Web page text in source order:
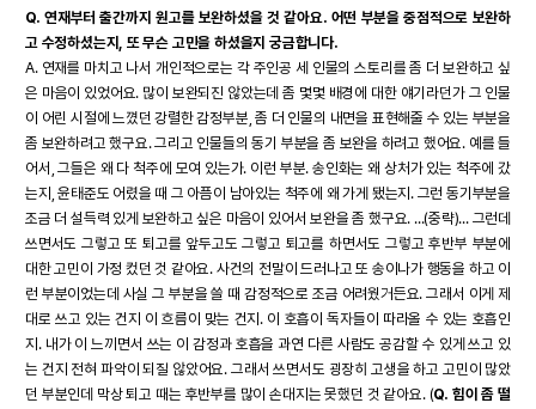
Q. 연재부터 출간까지 원고를 보완하셨을 것 같아요. 어떤 부분을 중점적으로 보완하
고 수정하셨는지, 또 무슨 고민을 하셨을지 궁금합니다.
A. 연재를 마치고 나서 개인적으로는 각 주인공 세 인물의 스토리를 좀 더 보완하고 싶
은 마음이 있었어요. 많이 보완되진 않았는데 좀 몇몇 배경에 대한 얘기라던가 그 인물
이 어린 시절에 느꼈던 강렬한 감정부분, 좀 더 인물의 내면을 표현해줄 수 있는 부분을
좀 보완하려고 했구요. 그리고 인물들의 동기 부분을 좀 보완을 하려고 했어요. 예를 들
어서, 그들은 왜 다 척주에 모여 있는가. 이런 부분. 송인화는 왜 상처가 있는 척주에 갔
는지, 윤태준도 어렸을 때 그 아픔이 남아있는 척주에 왜 가게 됐는지. 그런 동기부분을
조금 더 설득력 있게 보완하고 싶은 마음이 있어서 보완을 좀 했구요. ...(중략)... 그런데
쓰면서도 그렇고 또 퇴고를 앞두고도 그렇고 퇴고를 하면서도 그렇고 후반부 부분에
대한 고민이 가정 컸던 것 같아요. 사건의 전말이 드러나고 또 송이나가 행동을 하고 이
런 부분이었는데 사실 그 부분을 쓸 때 감정적으로 조금 어려웠거든요. 그래서 이게 제
대로 쓰고 있는 건지 이 흐름이 맞는 건지. 이 호흡이 독자들이 따라올 수 있는 호흡인
지. 내가 이 느끼면서 쓰는 이 감정과 호흡을 과연 다른 사람도 공감할 수 있게 쓰고 있
는 건지 전혀 파악이 되질 않았어요. 그래서 쓰면서도 굉장히 고생을 하고 고민이 많았
던 부분인데 막상 퇴고 때는 후반부를 많이 손대지는 못했던 것 같아요. (Q. 힘이 좀 떨